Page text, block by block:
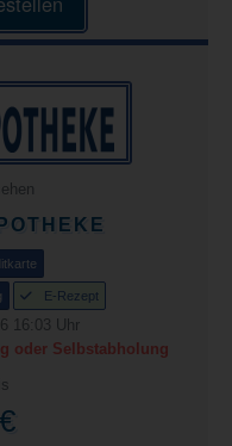
E-Rezept
16:03 Uhr
oder Selbstabholung